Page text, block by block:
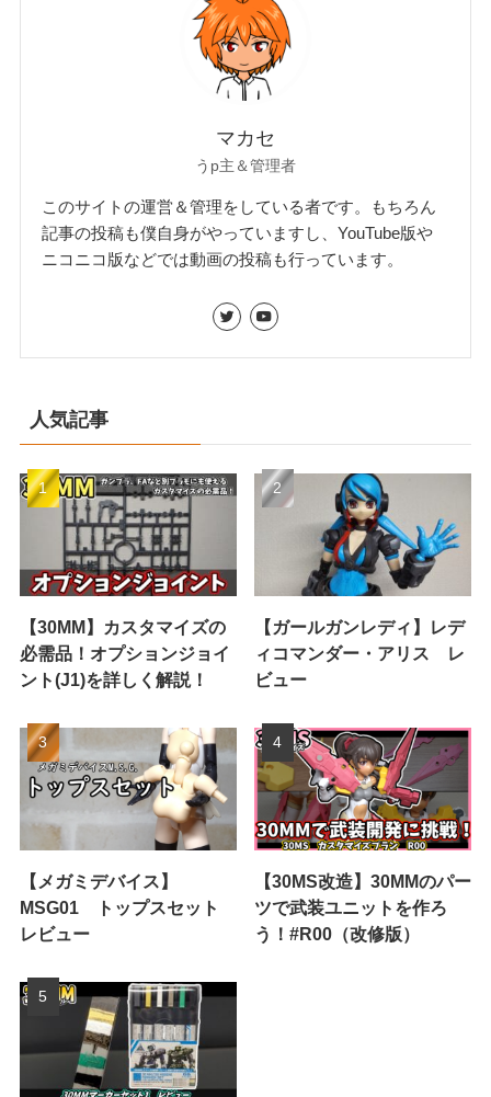
マカセ
うp主＆管理者
このサイトの運営＆管理をしている者です。もちろん
記事の投稿も僕自身がやっていますし、YouTube版や
ニコニコ版などでは動画の投稿も行っています。
人気記事
【30MM】カスタマイズの
必需品！オプションジョイ
ント(J1)を詳しく解説！
【ガールガンレディ】レデ
ィコマンダー・アリス レ
ビュー
【メガミデバイス】
MSG01 トップスセット
レビュー
【30MS改造】30MMのパー
ツで武装ユニットを作ろ
う！#R00（改修版）